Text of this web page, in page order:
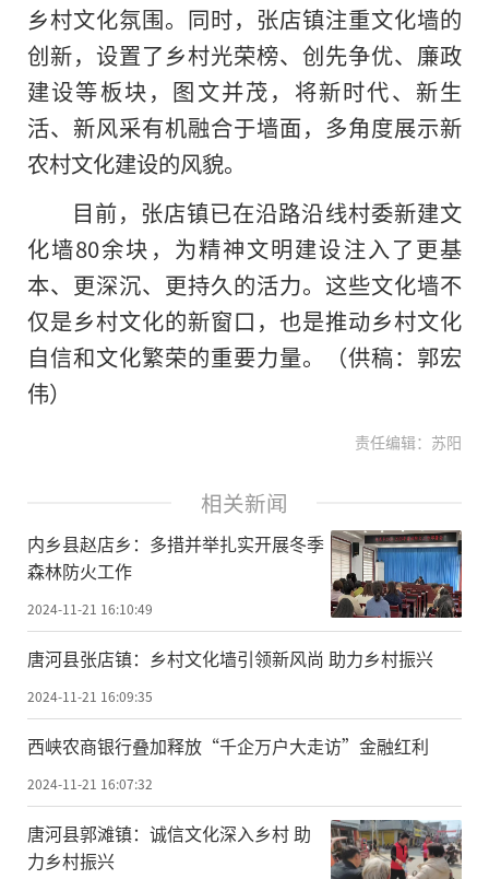
乡村文化氛围。同时，张店镇注重文化墙的
创新，设置了乡村光荣榜、创先争优、廉政
建设等板块，图文并茂，将新时代、新生
活、新风采有机融合于墙面，多角度展示新
农村文化建设的风貌。
目前，张店镇已在沿路沿线村委新建文
化墙80余块，为精神文明建设注入了更基
本、更深沉、更持久的活力。这些文化墙不
仅是乡村文化的新窗口，也是推动乡村文化
自信和文化繁荣的重要力量。（供稿：郭宏
伟）
责任编辑：苏阳
相关新闻
内乡县赵店乡：多措并举扎实开展冬季
森林防火工作
2024-11-21 16:10:49
唐河县张店镇：乡村文化墙引领新风尚 助力乡村振兴
2024-11-21 16:09:35
西峡农商银行叠加释放“千企万户大走访”金融红利
2024-11-21 16:07:32
唐河县郭滩镇：诚信文化深入乡村 助
力乡村振兴